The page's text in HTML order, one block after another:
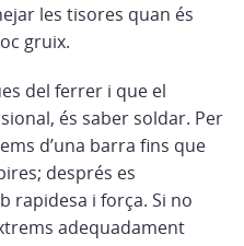
les tisores quan és
gruix.
del ferrer i que el
és saber soldar. Per
d’una barra fins que
després es
rapidesa i força. Si no
adequadament